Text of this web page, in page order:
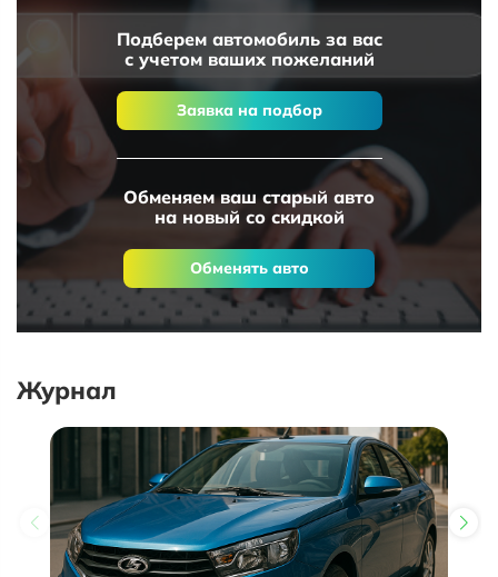
Подберем автомобиль за вас
с учетом ваших пожеланий
Заявка на подбор
Обменяем ваш старый авто
на новый со скидкой
Обменять авто
Журнал